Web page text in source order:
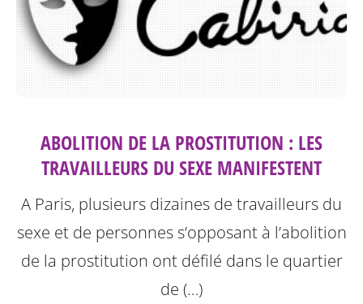
ABOLITION DE LA PROSTITUTION : LES
TRAVAILLEURS DU SEXE MANIFESTENT
A Paris, plusieurs dizaines de travailleurs du
sexe et de personnes s’opposant à l’abolition
de la prostitution ont défilé dans le quartier
de (…)